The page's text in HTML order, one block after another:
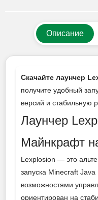
Описание
Скачайте лаунчер
получите удобный
версий и стабильную
Лаунчер
Майнкрафт
Lexplosion — это
запуска Minecraft
возможностями
ориентирован на